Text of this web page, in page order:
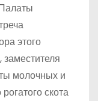
этого
молочных и
скота